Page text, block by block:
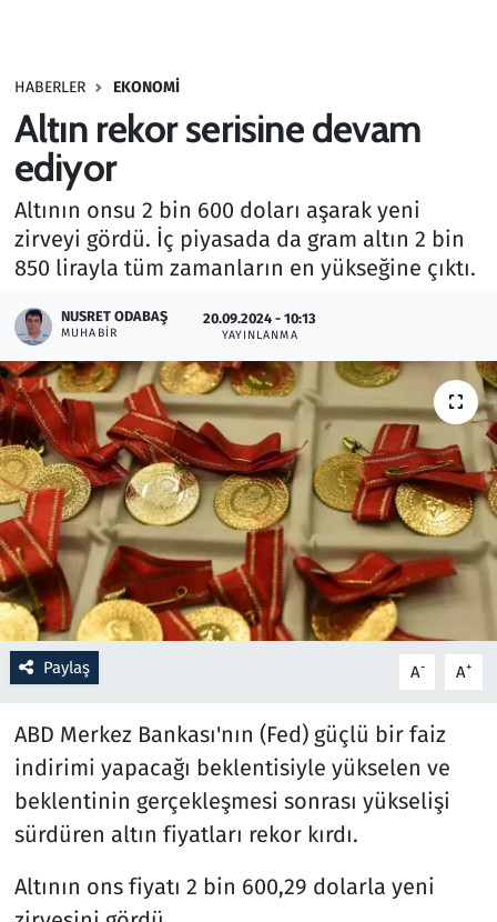
HABERLER EKONOMI
Altın rekor serisine devam
ediyor
Altının onsu 2 bin 600 doları aşarak yeni
zirveyi gördü. İç piyasada da gram altın 2 bin
850 lirayla tüm zamanların en yükseğine çıktı.
NUSRET ODABAŞ
MUHABIR
20.09.2024 - 10:13
YAYINLANMA
Paylaş A- A+
ABD Merkez Bankası'nın (Fed) güçlü bir faiz
indirimi yapacağı beklentisiyle yükselen ve
beklentinin gerçekleşmesi sonrası yükselişi
sürdüren altın fiyatları rekor kırdı.
Altının ons fiyatı 2 bin 600,29 dolarla yeni
Haber
Kültür Sanat
Kurumsal Haberler
Lezzet Durağı
Memur ve Kamu
Otomobil
Oyun
Ramazan
Resmi İlanlar
Rüya Tabirleri
Sağlık
Seçim 2023
Spor
Teknoloji ve Bilim